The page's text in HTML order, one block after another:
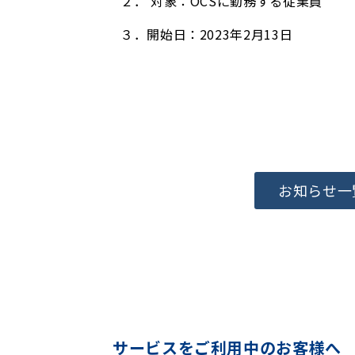
３．開始日：2023年2月13日
お知らせ
サービスをご利用中のお客様へ